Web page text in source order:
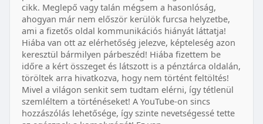
cikk. Meglepő vagy talán mégsem a hasonlóság,
ahogyan már nem először kerülök furcsa helyzetbe,
ami a fizetős oldal kommunikációs hiányát láttatja!
Hiába van ott az elérhetőség jelezve, képteleség azon
keresztül bármilyen párbeszéd! Hiába fizettem be
időre a kért összeget és látszott is a pénztárca oldalán,
töröltek arra hivatkozva, hogy nem történt feltöltés!
Mivel a világon senkit sem tudtam elérni, így tétlenül
szemléltem a történéseket! A YouTube-on sincs
hozzászólás lehetősége, így szinte nevetségessé tette